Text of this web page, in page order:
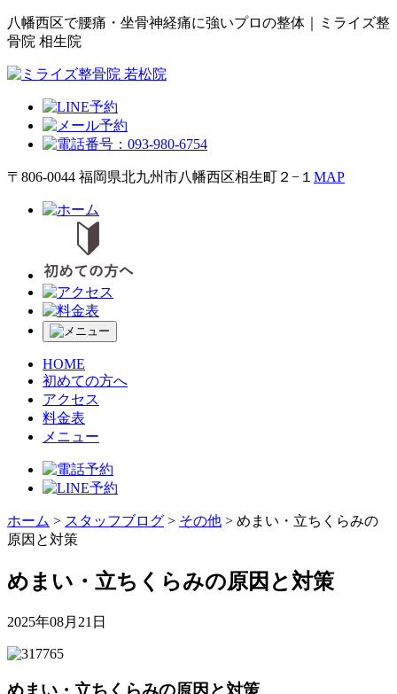
八幡西区で腰痛・坐骨神経痛に強いプロの整体｜ミライズ整
骨院 相生院
〒806-0044 福岡県北九州市八幡西区相生町２−１ MAP
HOME
初めての方へ
アクセス
料金表
メニュー
ホーム > スタッフブログ > その他 > めまい・立ちくらみの
原因と対策
めまい・立ちくらみの原因と対策
2025年08月21日
めまい・立ちくらみの原因と対策